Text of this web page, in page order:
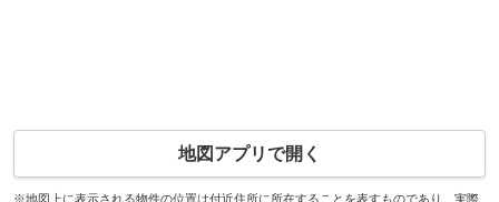
地図アプリで開く
※地図上に表示される物件の位置は付近住所に所在することを表すものであり、実際